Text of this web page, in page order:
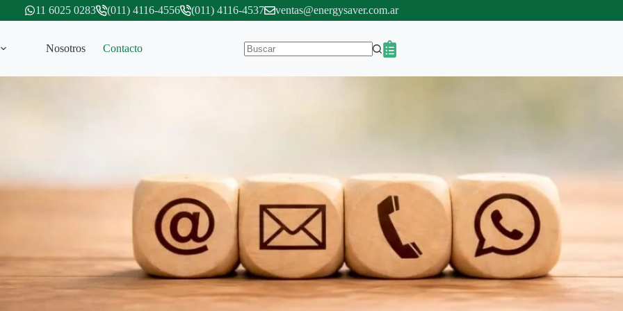
11 6025 0283 (011) 4116-4556 (011) 4116-4537 ventas@energysaver.com.ar
Nosotros Contacto